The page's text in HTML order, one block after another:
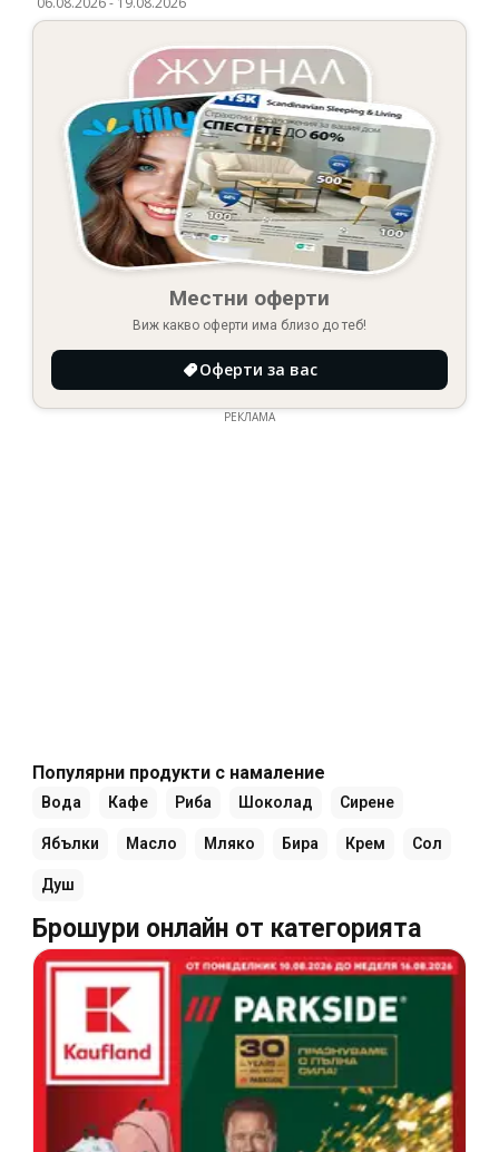
Местни оферти
Виж какво оферти има близо до теб!
Оферти за вас
РЕКЛАМА
Популярни продукти с намаление
Вода Кафе Риба Шоколад Сирене
Ябълки Масло Мляко Бира Крем Сол
Душ
Брошури онлайн от категорията